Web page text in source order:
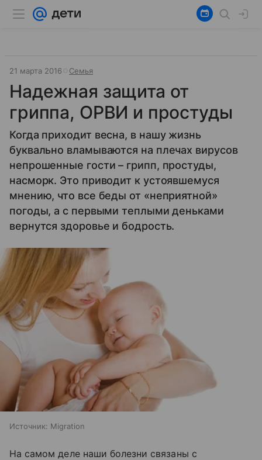
21 марта 2016 Семья
Надежная защита от
гриппа, ОРВИ и простуды
Когда приходит весна, в нашу жизнь
буквально вламываются на плечах вирусов
непрошенные гости – грипп, простуды,
насморк. Это приводит к устоявшемуся
мнению, что все беды от «неприятной»
погоды, а с первыми теплыми деньками
вернутся здоровье и бодрость.
Источник: Migration
На самом деле наши болезни связаны с